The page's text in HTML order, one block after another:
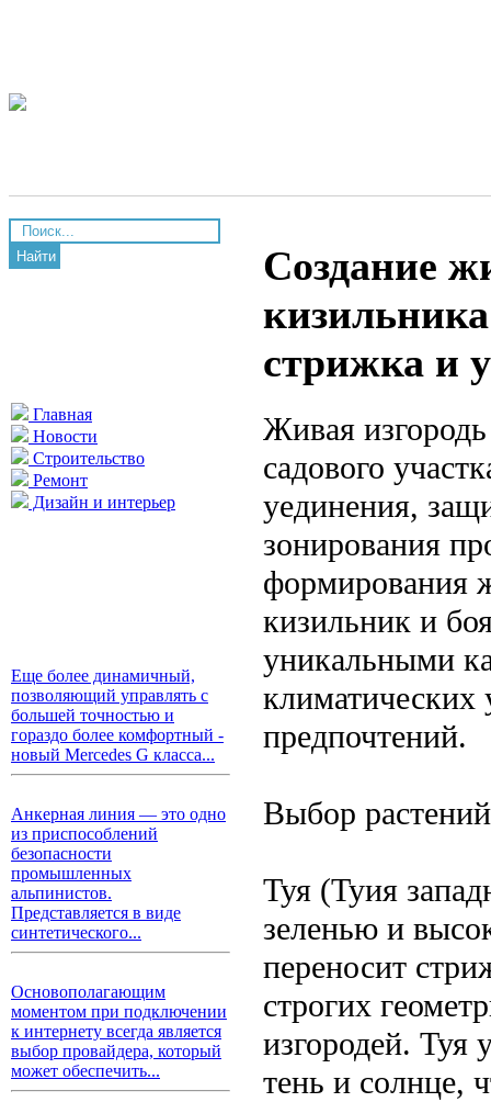
Найти
Главная
Новости
Строительство
Ремонт
Дизайн и интерьер
Еще более динамичный,
позволяющий управлять с
большей точностью и
гораздо более комфортный -
новый Mercedes G класса...
Анкерная линия — это одно
из приспособлений
безопасности
промышленных
альпинистов.
Представляется в виде
синтетического...
Основополагающим
моментом при подключении
к интернету всегда является
выбор провайдера, который
может обеспечить...
Создание
стрижка и
Живая
садового
уединения,
зонирования
формирования
кизильник и
уникальными
климатических
предпочтений.
Выбор
Туя (Туия
зеленью и
переносит
строгих
изгородей. Туя
тень и солнце,